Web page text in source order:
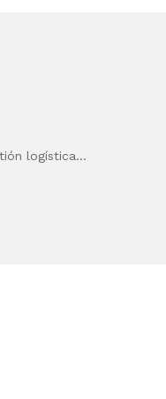
logística…